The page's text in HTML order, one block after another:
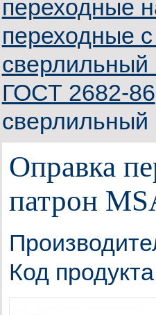
переходные
переходные
сверлильный
ГОСТ 2682-86
сверлильный
Оправка
патрон
Код